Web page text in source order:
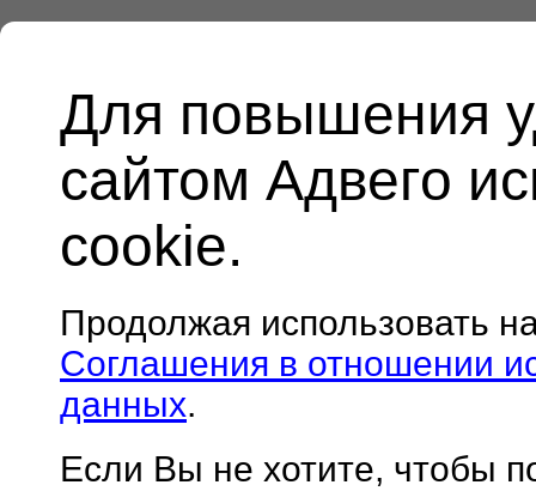
Для повышения
сайтом Адвего
cookie.
Продолжая использовать
Соглашения в отношении
данных.
Если Вы не хотите, чтобы